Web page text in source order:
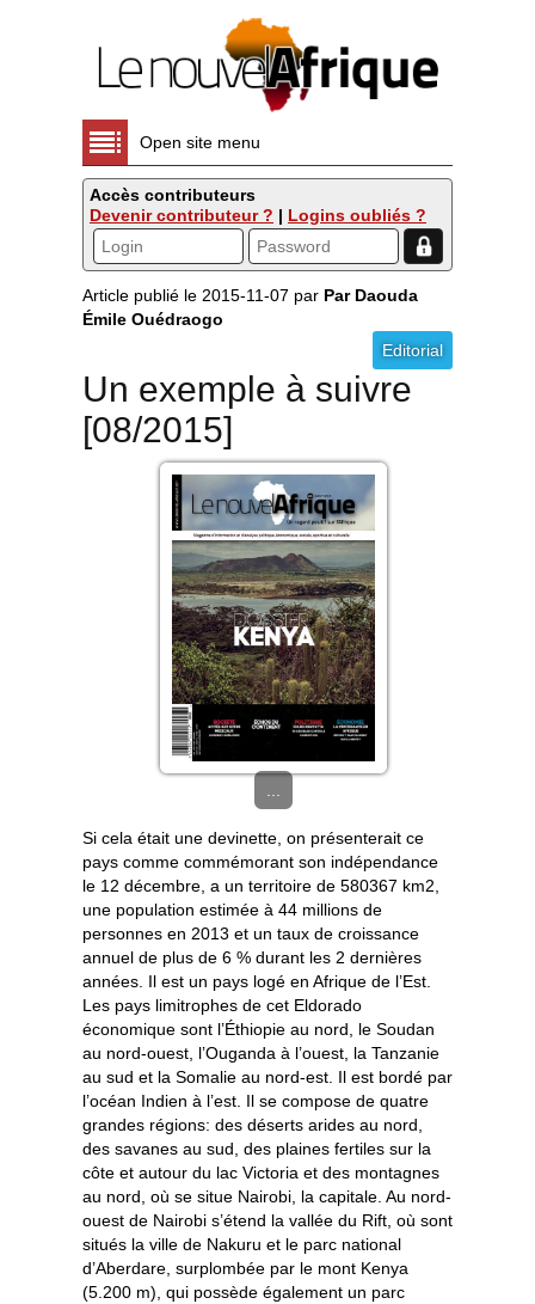
Open site menu
Accès contributeurs
Devenir contributeur ? | Logins oubliés ?
Article publié le 2015-11-07 par Par Daouda
Émile Ouédraogo
Editorial
Un exemple à suivre
[08/2015]
Si cela était une devinette, on présenterait ce
pays comme commémorant son indépendance
le 12 décembre, a un territoire de 580367 km2,
une population estimée à 44 millions de
personnes en 2013 et un taux de croissance
annuel de plus de 6 % durant les 2 dernières
années. Il est un pays logé en Afrique de l’Est.
Les pays limitrophes de cet Eldorado
économique sont l’Éthiopie au nord, le Soudan
au nord-ouest, l’Ouganda à l’ouest, la Tanzanie
au sud et la Somalie au nord-est. Il est bordé par
l’océan Indien à l’est. Il se compose de quatre
grandes régions: des déserts arides au nord,
des savanes au sud, des plaines fertiles sur la
côte et autour du lac Victoria et des montagnes
au nord, où se situe Nairobi, la capitale. Au nord-
ouest de Nairobi s’étend la vallée du Rift, où sont
situés la ville de Nakuru et le parc national
d’Aberdare, surplombée par le mont Kenya
(5.200 m), qui possède également un parc